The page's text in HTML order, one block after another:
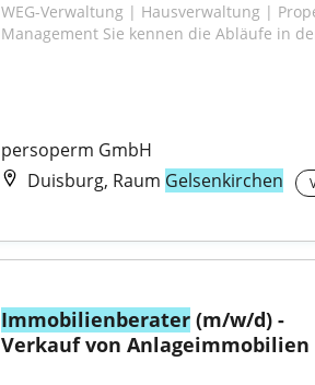
WEG-Verwaltung | Hausverwaltung |
Management Sie kennen die Abläufe in
persoperm GmbH
Duisburg, Raum Gelsenkirchen
Immobilienberater (m/w/d) -
Verkauf von Anlageimmobilien